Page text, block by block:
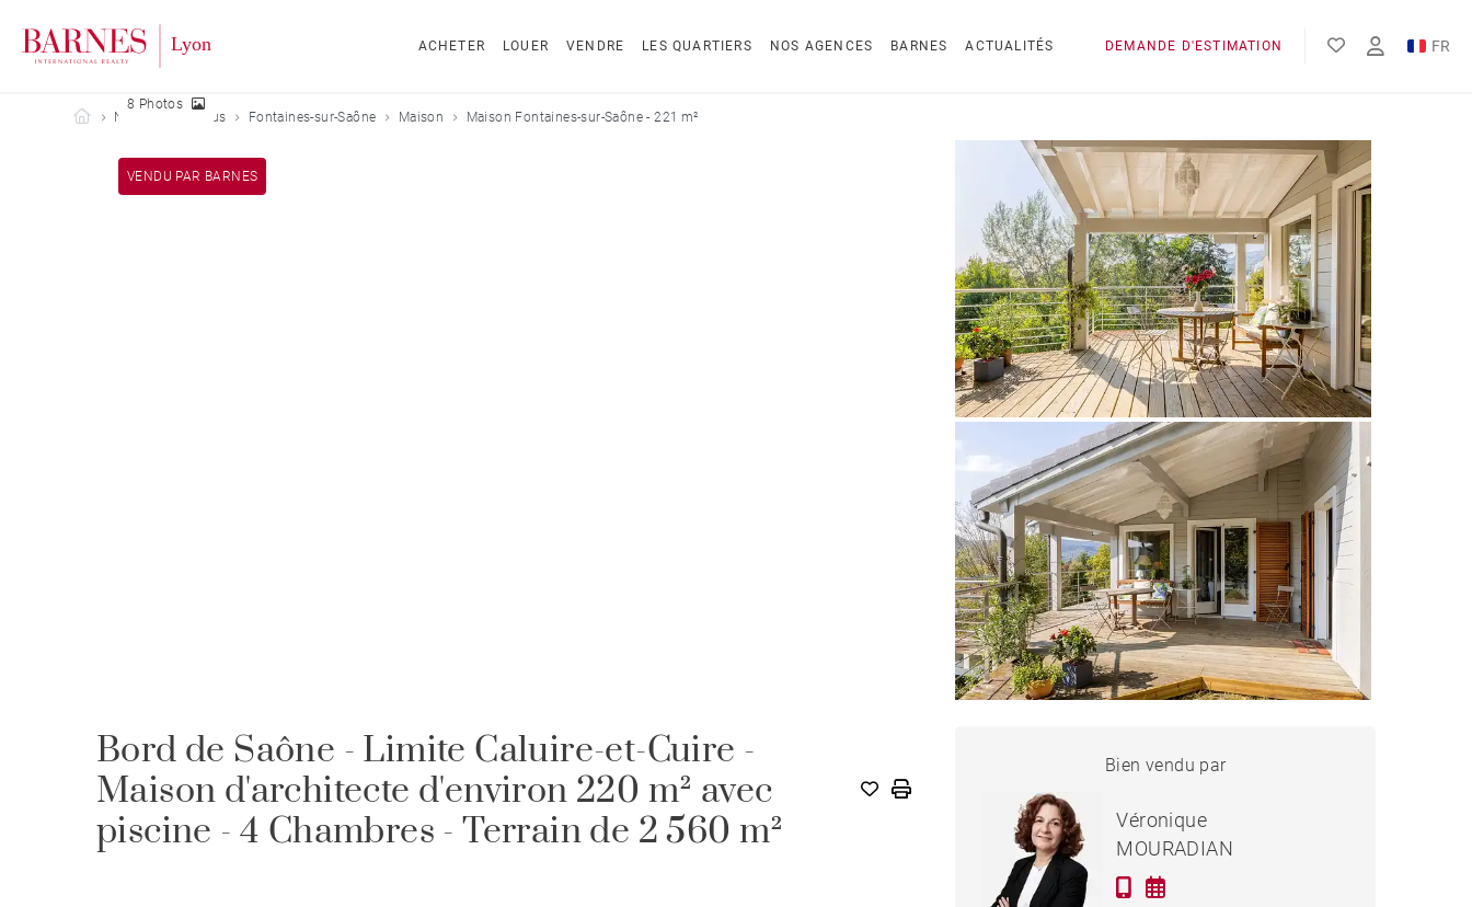
ACHETER LOUER VENDRE LES QUARTIERS NOS AGENCES BARNES ACTUALITÉS DEMANDE D'ESTIMATION
FR
Barnes Lyon
Nos biens vendus Fontaines-sur-Saône Maison Maison Fontaines-sur-Saône - 221 m²
VENDU PAR BARNES
8 Photos
Bord de Saône - Limite Caluire-et-Cuire -
Maison d'architecte d'environ 220 m² avec
piscine - 4 Chambres - Terrain de 2 560 m²
MAISON FONTAINES-SUR-
SAÔNE - 221 M²
Bien vendu par
Véronique
MOURADIAN